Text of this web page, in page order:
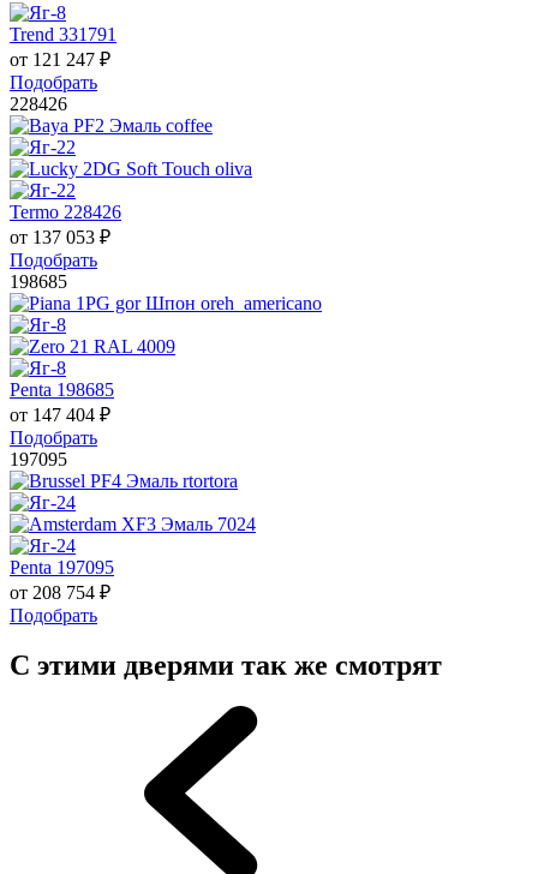
Trend 331791
от 121 247 ₽
Подобрать
228426
Termo 228426
от 137 053 ₽
Подобрать
198685
Penta 198685
от 147 404 ₽
Подобрать
197095
Penta 197095
от 208 754 ₽
Подобрать
С этими дверями так же смотрят